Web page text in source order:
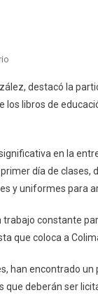
Primera
Vez,
Colima
Participan
En
De
Libros
destacó la
libros de
en la
día de
y uniformes para
constante
que coloca a
han encontrado
deberán ser